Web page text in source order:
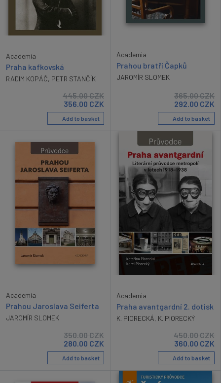
Academia
Praha kafkovská
RADIM KOPÁČ, PETR STANČÍK
445.00CZK
356.00 CZK
Add to basket
Academia
Prahou bratří Čapků
JAROMÍR SLOMEK
365.00CZK
292.00 CZK
Add to basket
Academia
Prahou Jaroslava Seiferta
JAROMÍR SLOMEK
350.00CZK
280.00 CZK
Add to basket
Academia
Praha avantgardní 2. dotisk
K. PIORECKÁ, K. PIORECKÝ
450.00CZK
360.00 CZK
Add to basket